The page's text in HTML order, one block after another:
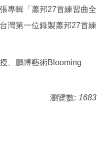
專輯「蕭邦27首練習曲全
灣第一位錄製蕭邦27首練
、鵬博藝術Blooming
瀏覽數: 1683